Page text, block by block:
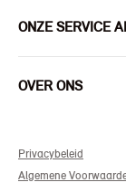
ONZE SERVICE
OVER ONS
Privacybeleid
Algemene